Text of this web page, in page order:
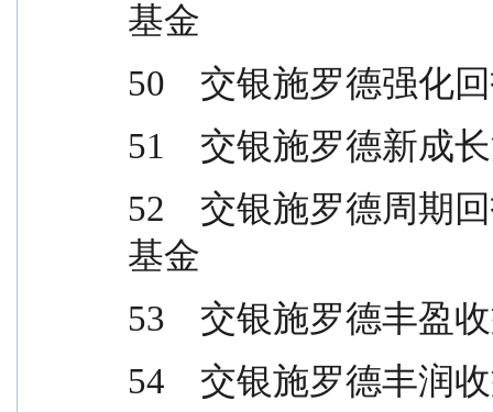
基金
50    交银施罗德强化
51    交银施罗德新成
52    交银施罗德周期
基金
53    交银施罗德丰盈
54    交银施罗德丰润